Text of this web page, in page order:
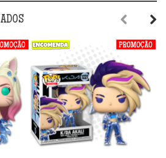
Previous
Next